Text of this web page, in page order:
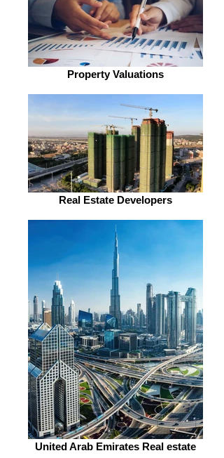
Property Valuations
Real Estate Developers
United Arab Emirates Real estate